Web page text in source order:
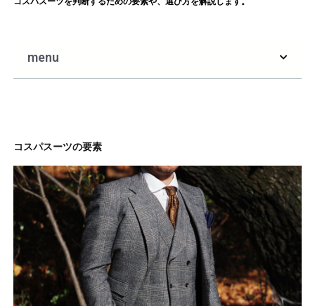
menu
コスパスーツの要素